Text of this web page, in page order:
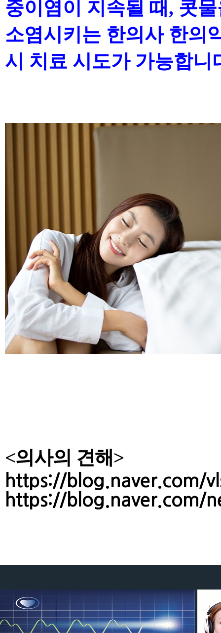
중이염이 지속될 때, 콧
소염시키는 한의사 한의
시 치료 시도가 가능합니
<의사의 견해>
https://blog.naver.com/
https://blog.naver.com/